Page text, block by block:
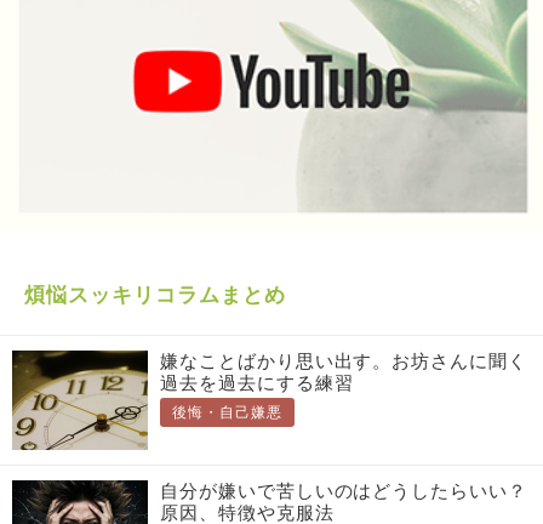
煩悩スッキリコラムまとめ
嫌なことばかり思い出す。お坊さんに聞く
過去を過去にする練習
後悔・自己嫌悪
自分が嫌いで苦しいのはどうしたらいい？
原因、特徴や克服法